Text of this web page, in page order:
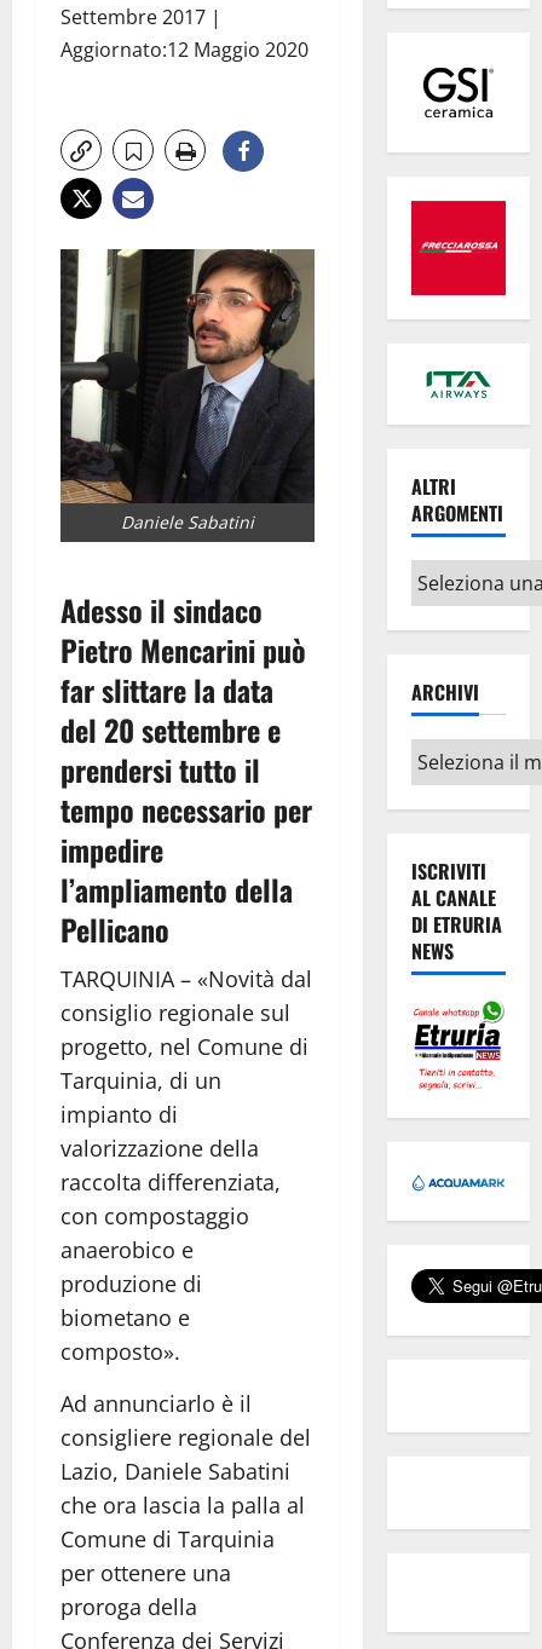
Settembre 2017 |
Aggiornato:12 Maggio 2020
Daniele Sabatini
Adesso il sindaco
Pietro Mencarini può
far slittare la data
del 20 settembre e
prendersi tutto il
tempo necessario per
impedire
l’ampliamento della
Pellicano
TARQUINIA – «Novità dal
consiglio regionale sul
progetto, nel Comune di
Tarquinia, di un
impianto di
valorizzazione della
raccolta differenziata,
con compostaggio
anaerobico e
produzione di
biometano e
composto».
Ad annunciarlo è il
consigliere regionale del
Lazio, Daniele Sabatini
che ora lascia la palla al
Comune di Tarquinia
per ottenere una
proroga della
Conferenza dei Servizi
ALTRI
ARGOMENTI
Altri
argomenti
ARCHIVI
Archivi
ISCRIVITI
AL CANALE
DI ETRURIA
NEWS